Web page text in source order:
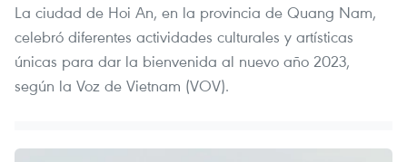
La ciudad de Hoi An, en la provincia de Quang Nam,
celebró diferentes actividades culturales y artísticas
únicas para dar la bienvenida al nuevo año 2023,
según la Voz de Vietnam (VOV).